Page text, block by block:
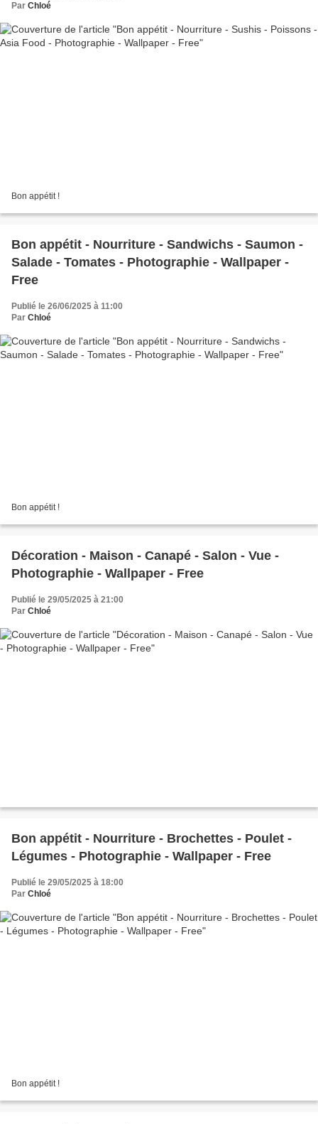
Par Chloé
Bon appétit !
Bon appétit - Nourriture - Sandwichs - Saumon -
Salade - Tomates - Photographie - Wallpaper -
Free
Publié le 26/06/2025 à 11:00
Par Chloé
Bon appétit !
Décoration - Maison - Canapé - Salon - Vue -
Photographie - Wallpaper - Free
Publié le 29/05/2025 à 21:00
Par Chloé
Bon appétit - Nourriture - Brochettes - Poulet -
Légumes - Photographie - Wallpaper - Free
Publié le 29/05/2025 à 18:00
Par Chloé
Bon appétit !